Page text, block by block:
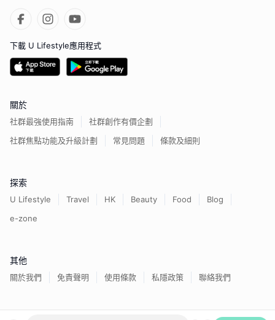
下載 U Lifestyle應用程式
關於
社群最強使用指南
社群創作有價企劃
社群焦點功能及升級計劃
常見問題 條款及細則
探索
U Lifestyle Travel HK Beauty Food
Blog
e-zone
其他
關於我們 免責聲明 使用條款 私隱政策 聯絡我們